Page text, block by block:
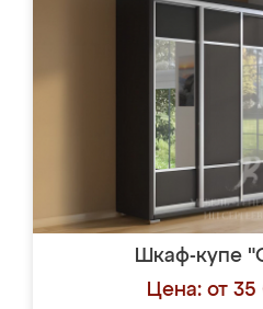
Шкаф-купе
Цена: от